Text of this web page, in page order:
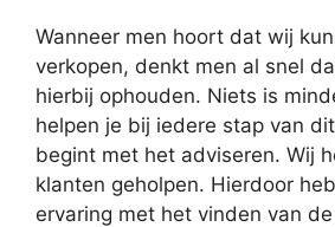
Wanneer men hoort dat wij
verkopen, denkt men al snel
hierbij ophouden. Niets is
helpen je bij iedere stap van
begint met het adviseren. Wij
klanten geholpen. Hierdoor
ervaring met het vinden van